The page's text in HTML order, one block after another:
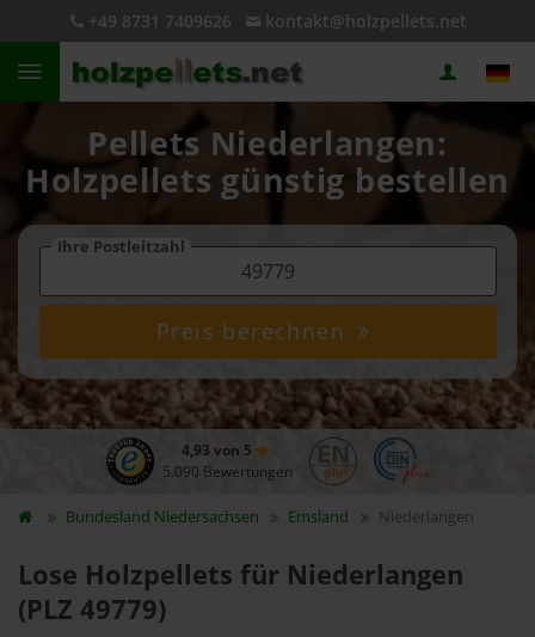
+49 8731 7409626 kontakt@holzpellets.net
Pellets Niederlangen:
Holzpellets günstig bestellen
Ihre Postleitzahl
Preis berechnen
4,93 von 5
5.090 Bewertungen
Bundesland Niedersachsen Emsland Niederlangen
Lose Holzpellets für Niederlangen
(PLZ 49779)